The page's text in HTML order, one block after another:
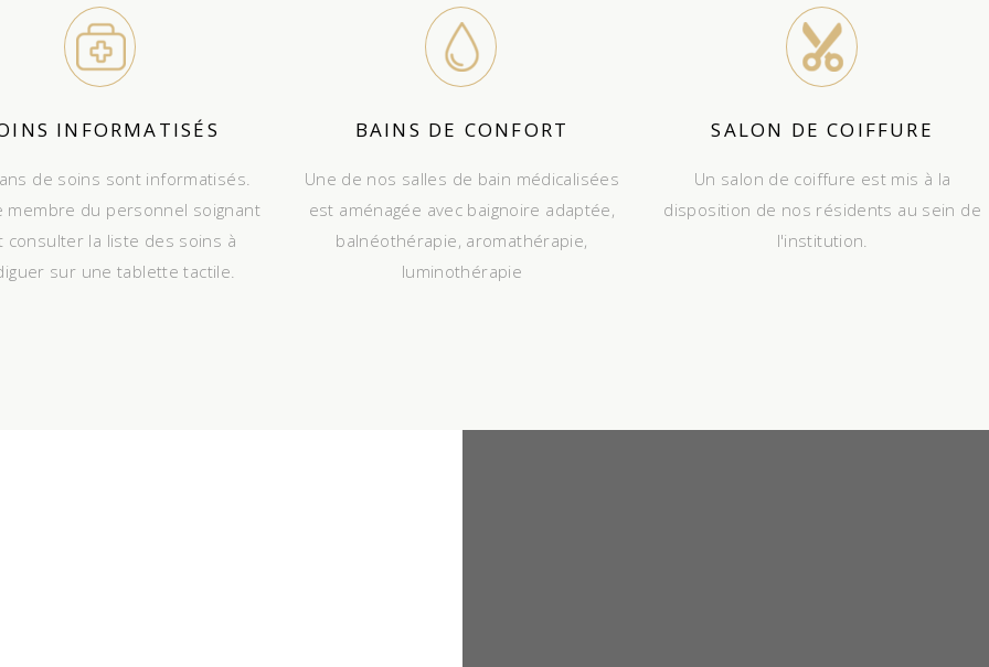
INFORMATISÉS
de soins sont informatisés.
membre du personnel soignant
consulter la liste des soins à
sur une tablette tactile.
BAINS DE CONFORT
Une de nos salles de bain médicalisées
est aménagée avec baignoire adaptée,
balnéothérapie, aromathérapie,
luminothérapie
SALON DE COIFFURE
Un salon de coiffure est mis à la
disposition de nos résidents au sein de
l'institution.